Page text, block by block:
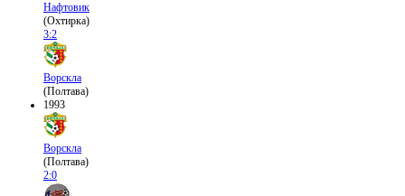
Нафтовик
(Охтирка)
3:2
Ворскла
(Полтава)
1993
Ворскла
(Полтава)
2:0